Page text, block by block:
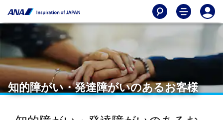
知的障がい・発達障がいのあるお客様